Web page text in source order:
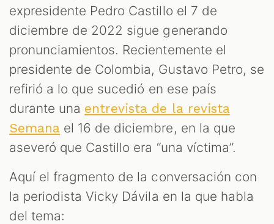
expresidente Pedro Castillo el 7 de
diciembre de 2022 sigue generando
pronunciamientos. Recientemente el
presidente de Colombia, Gustavo Petro, se
refirió a lo que sucedió en ese país
durante una entrevista de la revista
Semana el 16 de diciembre, en la que
aseveró que Castillo era “una víctima”.
Aquí el fragmento de la conversación con
la periodista Vicky Dávila en la que habla
del tema: